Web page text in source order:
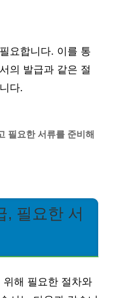
요합니다. 이를 통
의 발급과 같은 절
다.
필요한 서류를 준비해
, 필요한 서
위해 필요한 절차와